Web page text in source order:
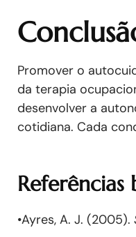
Promover o
da terapia
desenvolver a
cotidiana. Cada
Referências
•Ayres, A. J. (2005).